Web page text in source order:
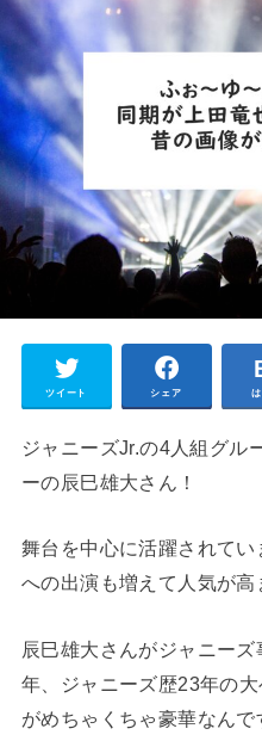
ツイート シェア
ジャニーズJr.の4人組グル
ーの辰巳雄大さん！
舞台を中心に活躍されて
への出演も増えて人気が高
辰巳雄大さんがジャニー
年、ジャニーズ歴23年の
がめちゃくちゃ豪華なんで